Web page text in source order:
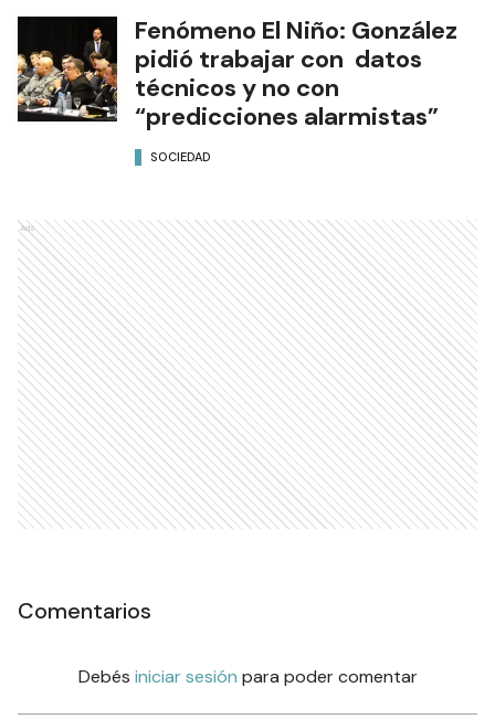
Fenómeno El Niño: González
pidió trabajar con datos
técnicos y no con
“predicciones alarmistas”
SOCIEDAD
Ads
Comentarios
Debés iniciar sesión para poder comentar